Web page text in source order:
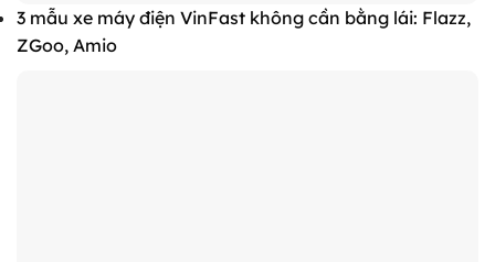
3 mẫu xe máy điện VinFast không cần bằng lái: Flazz,
ZGoo, Amio